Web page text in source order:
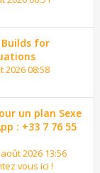
Builds for
2026 08:58
un plan Sexe
: +33 7 76 55
2026 13:56
vous ici !